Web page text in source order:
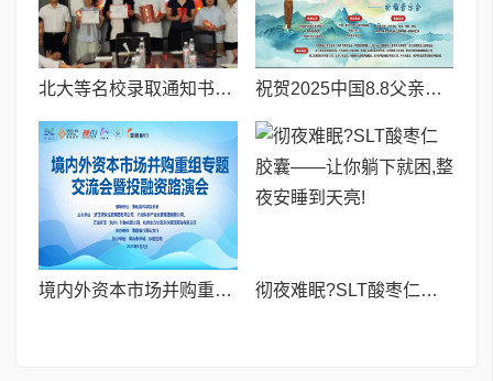
北大等名校录取通知书送达仪式在喀什市特区实验学校暖心举行 祝贺2025中国8.8父亲节“孝行天下家风传承”论坛暨祈福音乐会圆满成功
境内外资本市场并购重组专题交流会暨投融资路演会 深度解析驱动企业资本战略升级 彻夜难眠?SLT酸枣仁胶囊——让你躺下就困,整夜安睡到天亮!